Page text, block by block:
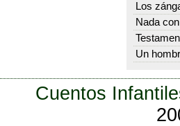
Los
Nada
Un
Cuentos